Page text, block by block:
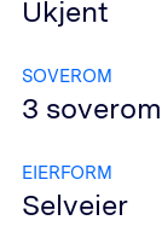
Ukjent
SOVEROM
3 soverom
EIERFORM
Selveier